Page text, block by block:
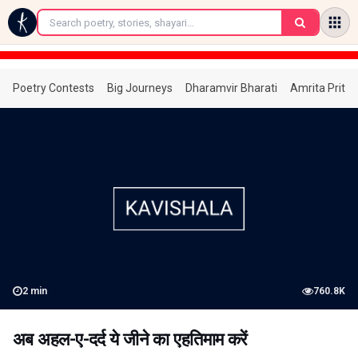
←
Poetry Contests Big Journeys Dharamvir Bharati Amrita
2 min 760.8K
अब अहल-ए-दर्द ये जीने का एहतिमाम करें